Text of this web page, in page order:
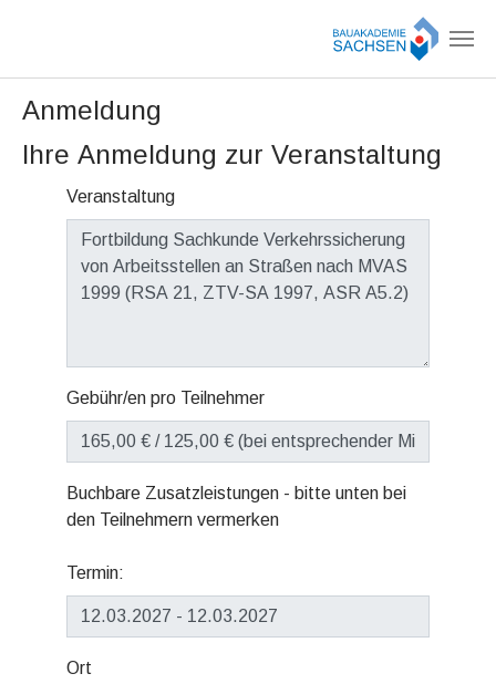
Anmeldung
Ihre Anmeldung zur Veranstaltung
Veranstaltung
Gebühr/en pro Teilnehmer
Buchbare Zusatzleistungen - bitte unten bei
den Teilnehmern vermerken
Termin:
Ort